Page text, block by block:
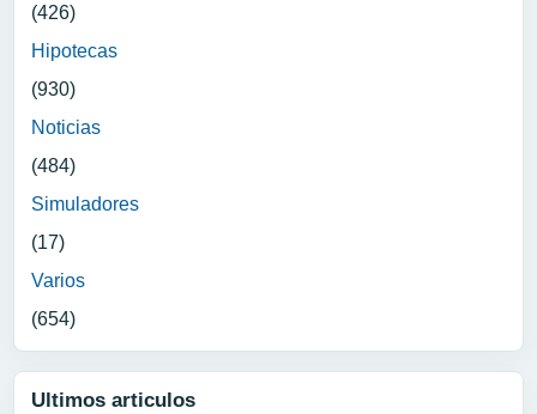
(426)
Hipotecas
(930)
Noticias
(484)
Simuladores
(17)
Varios
(654)
Ultimos articulos